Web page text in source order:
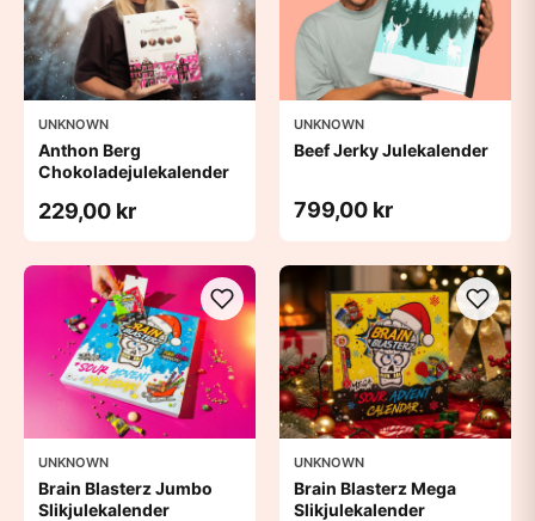
UNKNOWN
Anthon Berg
Chokoladejulekalender
229,00 kr
UNKNOWN
Beef Jerky Julekalender
799,00 kr
UNKNOWN
Brain Blasterz Jumbo
Slikjulekalender
UNKNOWN
Brain Blasterz Mega
Slikjulekalender